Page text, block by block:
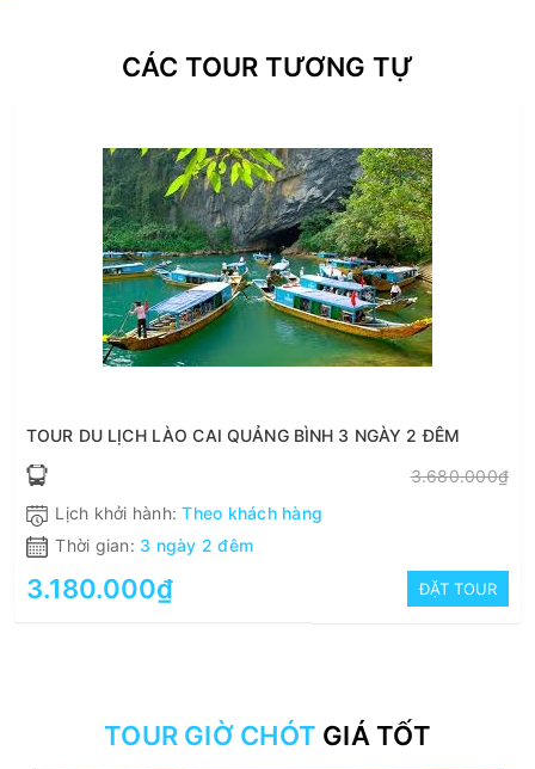
CÁC TOUR TƯƠNG TỰ
TOUR DU LỊCH LÀO CAI QUẢNG BÌNH 3 NGÀY 2 ĐÊM
3.680.000₫
Lịch khởi hành:Theo khách hàng
Thời gian: 3 ngày 2 đêm
3.180.000₫ ĐẶT TOUR
TOUR GIỜ CHÓT GIÁ TỐT